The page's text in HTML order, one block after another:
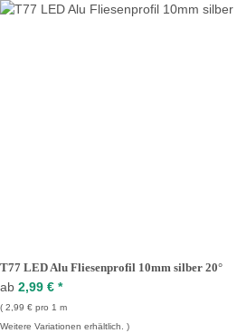
T77 LED Alu Fliesenprofil 10mm silber 20°
ab 2,99 € *
2,99 € pro 1 m
Weitere Variationen erhältlich.